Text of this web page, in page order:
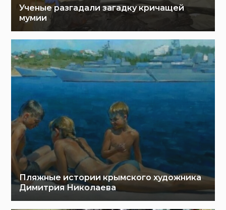
Ученые разгадали загадку кричащей
мумии
Пляжные истории крымского художника
Димитрия Николаева